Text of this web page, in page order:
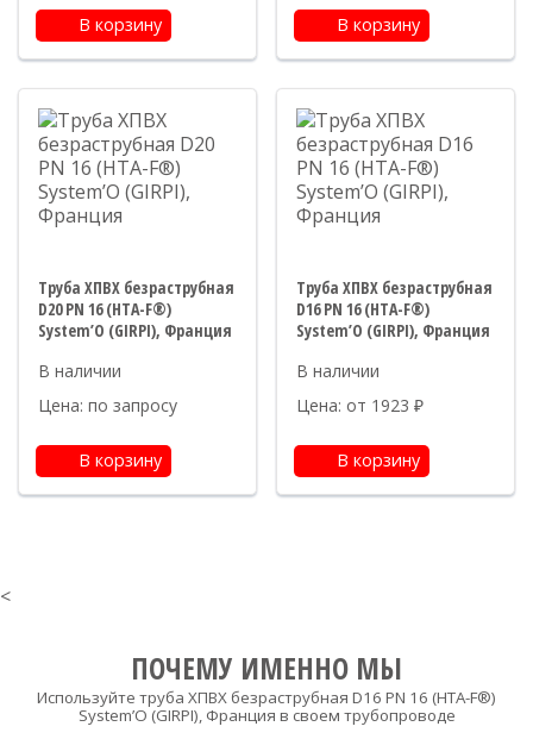
В корзину В корзину
Труба ХПВХ безраструбная
D20 PN 16 (HTA-F®)
System’O (GIRPI), Франция
Цена: по запросу
В корзину
Труба ХПВХ безраструбная
D16 PN 16 (HTA-F®)
System’O (GIRPI), Франция
Цена: от 1923 ₽
В корзину
<
ПОЧЕМУ ИМЕННО МЫ
Используйте труба ХПВХ безраструбная D16 PN 16 (HTA-F®)
System’O (GIRPI), Франция в своем трубопроводе